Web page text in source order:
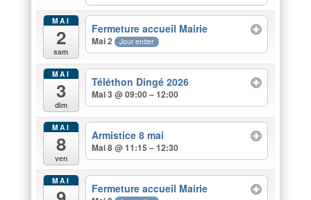
MAI
2
sam
Fermeture accueil Mairie
Mai 2 Jour entier
MAI
3
dim
Téléthon Dingé 2026
Mai 3 @ 09:00 – 12:00
MAI
8
ven
Armistice 8 mai
Mai 8 @ 11:15 – 12:30
MAI
Fermeture accueil Mairie